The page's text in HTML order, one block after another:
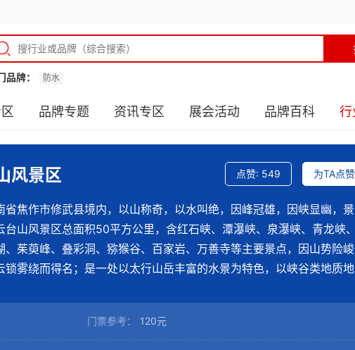
品牌： 防水
品牌专题 资讯专区 展会活动 品牌百科 行
点赞: 549 为TA点赞
风景区
省焦作市修武县境内，以山称奇，以水叫绝，因峰冠雄，因峡显幽，
台山风景区总面积50平方公里，含红石峡、潭瀑峡、泉瀑峡、青龙峡、
、茱萸峰、叠彩洞、猕猴谷、百家岩、万善寺等主要景点，因山势险峻
锁雾绕而得名；是一处以太行山岳丰富的水景为特色，以峡谷类地质地
门票参考： 120元